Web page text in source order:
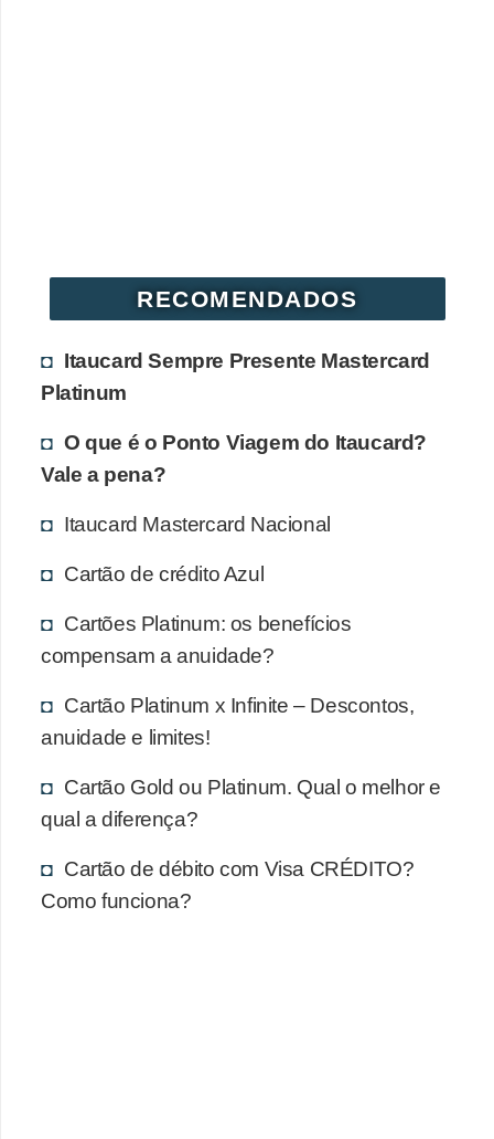
RECOMENDADOS
Itaucard Sempre Presente Mastercard
Platinum
O que é o Ponto Viagem do Itaucard?
Vale a pena?
Itaucard Mastercard Nacional
Cartão de crédito Azul
Cartões Platinum: os benefícios
compensam a anuidade?
Cartão Platinum x Infinite – Descontos,
anuidade e limites!
Cartão Gold ou Platinum. Qual o melhor e
qual a diferença?
Cartão de débito com Visa CRÉDITO?
Como funciona?